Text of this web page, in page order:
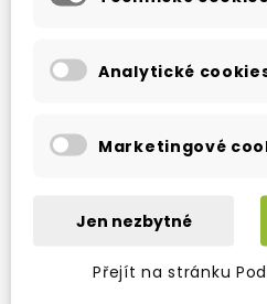
250 Kč -28% 180 Kč
Analytické
Marketingové
Jen nezbytné
Přejít na stránku